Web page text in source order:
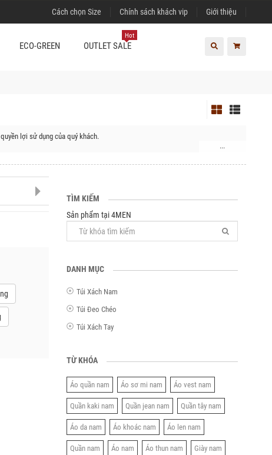
Cách chọn Size Chính sách khách vip Giới thiệu
ECO-GREEN OUTLET SALE
Hot
lợi sử dụng của quý khách.
...
TÌM KIẾM
Sản phẩm tại 4MEN
DANH MỤC
Túi Xách Nam
Túi Đeo Chéo
Túi Xách Tay
TỪ KHÓA
Áo quần nam Áo sơ mi nam Áo vest nam
Quần kaki nam Quần jean nam Quần tây nam
Áo da nam Áo khoác nam Áo len nam
Quần nam Áo nam Áo thun nam Giày nam